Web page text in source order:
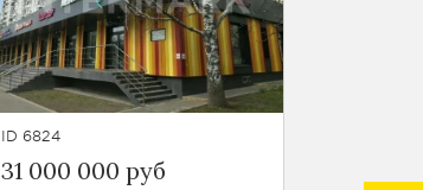
ID 6824
31 000 000 руб